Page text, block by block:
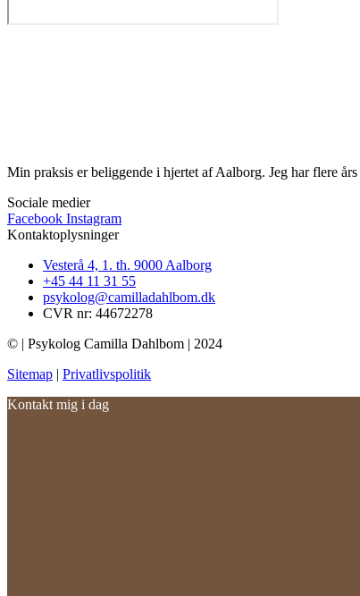
Min praksis er beliggende i hjertet af Aalborg. Jeg har flere
Sociale medier
Facebook Instagram
Kontaktoplysninger​
Vesterå 4, 1. th. 9000 Aalborg
+45 44 11 31 55
psykolog@camilladahlbom.dk
CVR nr: 44672278
© | Psykolog Camilla Dahlbom | 2024
Sitemap | Privatlivspolitik
Kontakt mig i dag